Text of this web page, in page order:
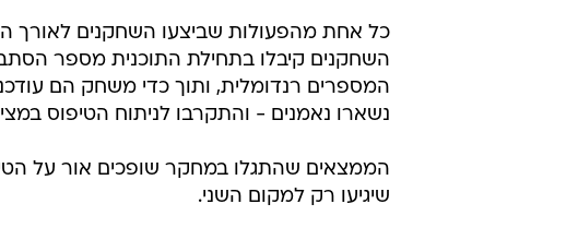
כל אחת מהפעולות שביצעו השחקנים לאורך
השחקנים קיבלו בתחילת התוכנית מספר
המספרים רנדומלית, ותוך כדי משחק הם
נשארו נאמנים - והתקרבו לניתוח הטיפוס
הממצאים שהתגלו במחקר שופכים אור על
שיגיעו רק למקום השני.